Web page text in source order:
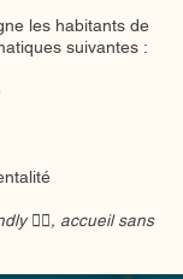
les habitants de
suivantes :
🏳️‍🌈, accueil sans